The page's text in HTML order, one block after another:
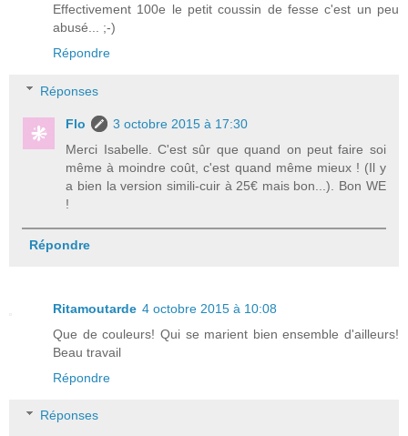
Effectivement 100e le petit coussin de fesse c'est un peu
abusé... ;-)
Répondre
Réponses
Flo
3 octobre 2015 à 17:30
Merci Isabelle. C'est sûr que quand on peut faire soi
même à moindre coût, c'est quand même mieux ! (Il y
a bien la version simili-cuir à 25€ mais bon...). Bon WE
!
Répondre
Ritamoutarde 4 octobre 2015 à 10:08
Que de couleurs! Qui se marient bien ensemble d'ailleurs!
Beau travail
Répondre
Réponses